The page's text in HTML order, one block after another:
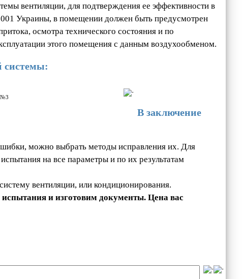
вентиляции, для подтверждения ее эффективности в
Украины, в помещении должен быть предусмотрен
осмотра технического состояния и по
этого помещения с данным воздухообменом.
системы:
В заключение
можно выбрать методы исправления их. Для
на все параметры и по их результатам
вентиляции, или кондиционирования.
и изготовим документы. Цена вас